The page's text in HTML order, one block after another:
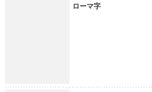
ローマ字